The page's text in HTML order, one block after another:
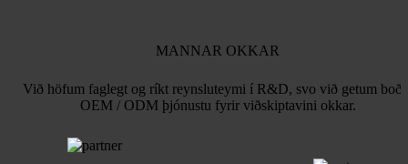
MANNAR OKKAR
Við höfum faglegt og ríkt reynsluteymi í R&D, svo við getum
OEM / ODM þjónustu fyrir viðskiptavini okkar.